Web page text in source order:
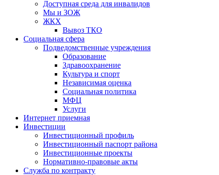
Доступная среда для инвалидов
Мы и ЗОЖ
ЖКХ
Вывоз ТКО
Социальная сфера
Подведомственные учреждения
Образование
Здравоохранение
Культура и спорт
Независимая оценка
Социальная политика
МФЦ
Услуги
Интернет приемная
Инвестиции
Инвестиционный профиль
Инвестиционный паспорт района
Инвестиционные проекты
Нормативно-правовые акты
Служба по контракту